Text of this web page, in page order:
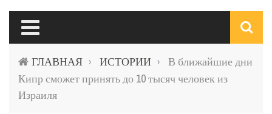
ГЛАВНАЯ › ИСТОРИИ ›
В ближайшие дни
Кипр сможет принять до 10 тысяч человек из
Израиля